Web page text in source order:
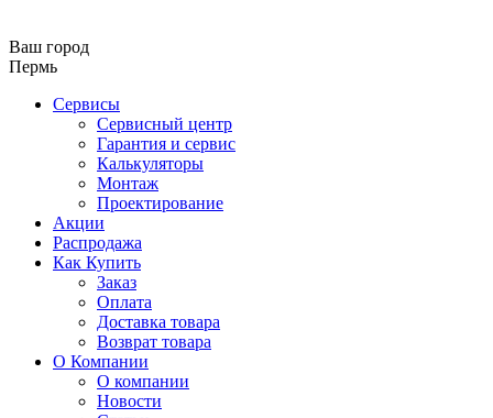
Ваш город
Пермь
Сервисы
Сервисный центр
Гарантия и сервис
Калькуляторы
Монтаж
Проектирование
Акции
Распродажа
Как Купить
Заказ
Оплата
Доставка товара
Возврат товара
О Компании
О компании
Новости